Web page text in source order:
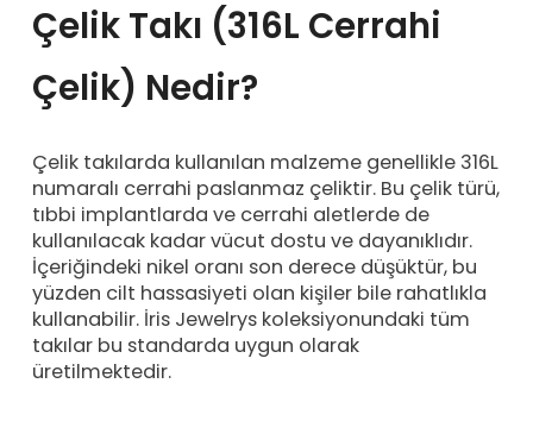
Çelik Takı (316L Cerrahi
Çelik) Nedir?
Çelik takılarda kullanılan malzeme genellikle 316L
numaralı cerrahi paslanmaz çeliktir. Bu çelik türü,
tıbbi implantlarda ve cerrahi aletlerde de
kullanılacak kadar vücut dostu ve dayanıklıdır.
İçeriğindeki nikel oranı son derece düşüktür, bu
yüzden cilt hassasiyeti olan kişiler bile rahatlıkla
kullanabilir. İris Jewelrys koleksiyonundaki tüm
takılar bu standarda uygun olarak
üretilmektedir.